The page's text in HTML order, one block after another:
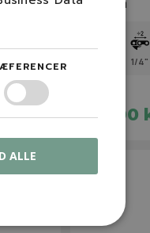
1/4"
89,00
ALLE